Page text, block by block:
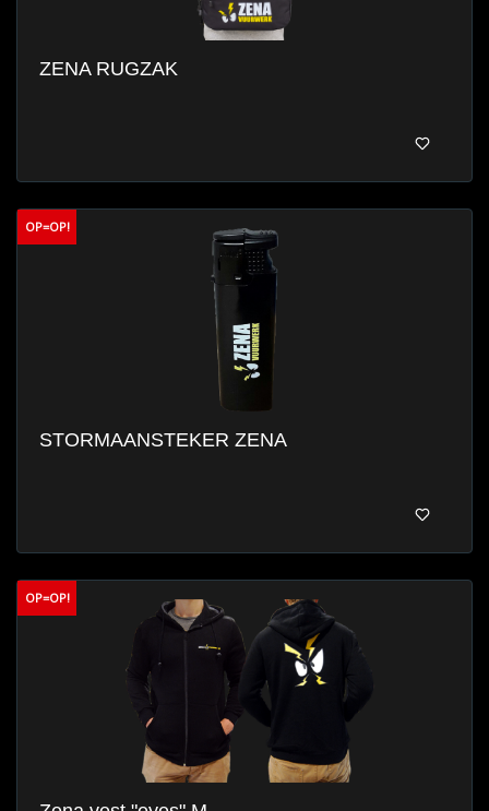
ZENA RUGZAK
OP=OP!
STORMAANSTEKER ZENA
OP=OP!